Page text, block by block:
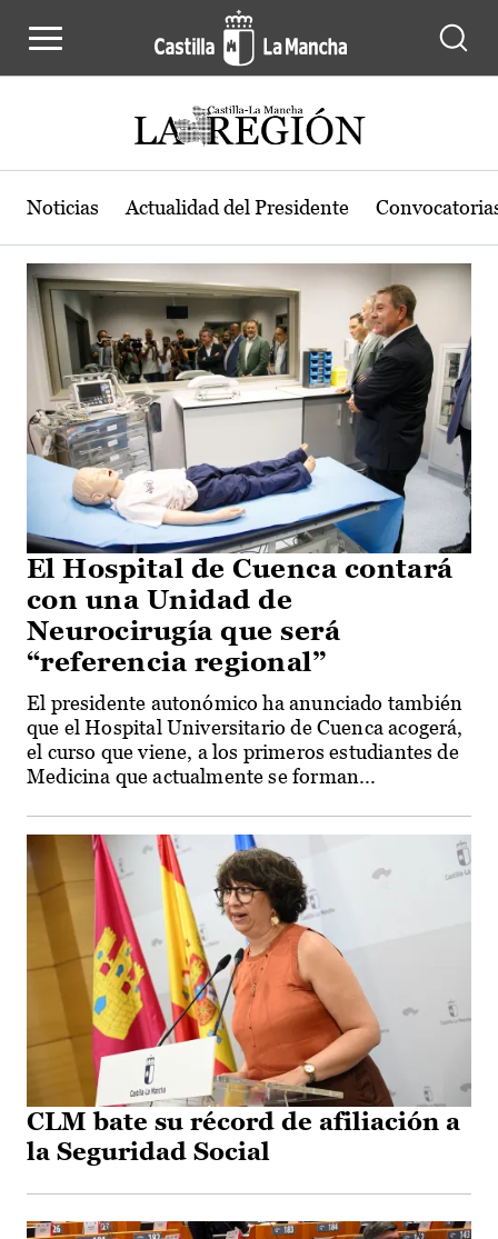
Actualidad de la región de Castilla-
Noticias Actualidad del Presidente
El Hospital de Cuenca contará
con una Unidad de
Neurocirugía que será
“referencia regional”
El presidente autonómico ha anunciado también
que el Hospital Universitario de Cuenca acogerá,
el curso que viene, a los primeros estudiantes de
Medicina que actualmente se forman...
CLM bate su récord de afiliación a
la Seguridad Social